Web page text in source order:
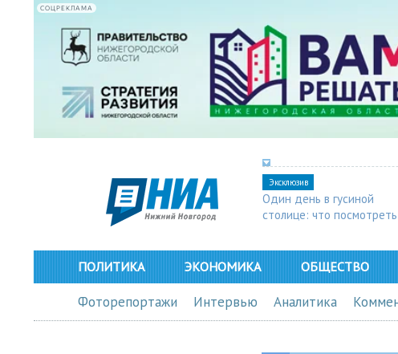
СОЦРЕКЛАМА
Эксклюзив
Один день в гусиной
столице: что посмотреть
ПОЛИТИКА ЭКОНОМИКА ОБЩЕСТВО
Фоторепортажи Интервью Аналитика